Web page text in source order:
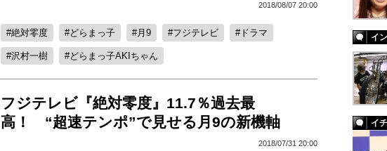
2018/08/07 20:00
絶対零度 どらまっ子 月9 フジテレビ ドラマ
沢村一樹 どらまっ子AKIちゃん
フジテレビ『絶対零度』11.7％過去最
高！ “超速テンポ”で見せる月9の新機軸
2018/07/31 20:00
イ
イ